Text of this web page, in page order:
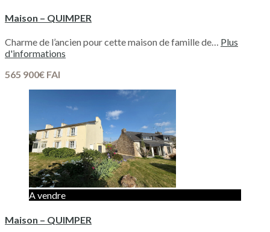
Maison – QUIMPER
Charme de l’ancien pour cette maison de famille de… Plus
d'informations
565 900€ FAI
A vendre
Maison – QUIMPER